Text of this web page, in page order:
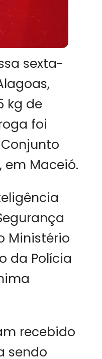
sexta-
kg de
foi
em Maceió.
Ministério
da Polícia
recebido
sendo